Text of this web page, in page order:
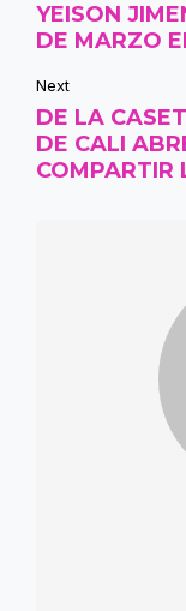
YEISON
DE MARZO
Next
DE LA
DE CALI
COMPARTIR